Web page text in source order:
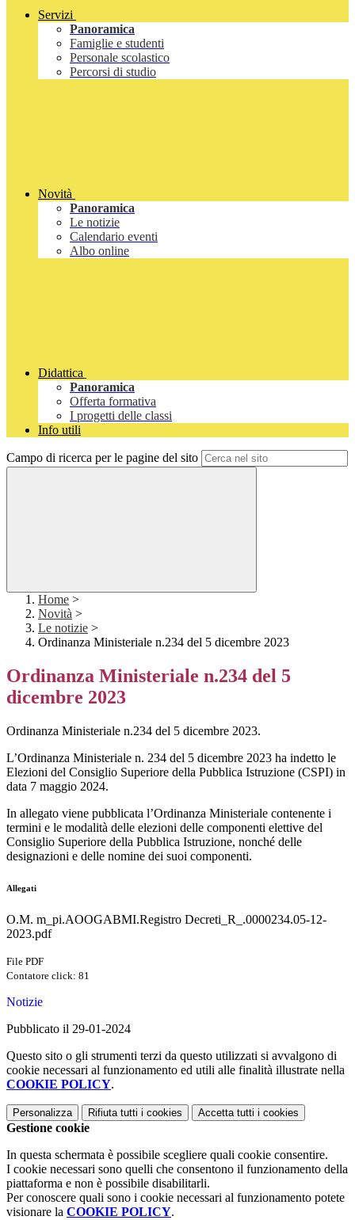
Servizi
Panoramica
Famiglie e studenti
Personale scolastico
Percorsi di studio
Novità
Panoramica
Le notizie
Calendario eventi
Albo online
Didattica
Panoramica
Offerta formativa
I progetti delle classi
Info utili
Campo di ricerca per le pagine del sito
Home >
Novità >
Le notizie >
Ordinanza Ministeriale n.234 del 5 dicembre 2023
Ordinanza Ministeriale n.234 del 5
dicembre 2023
Ordinanza Ministeriale n.234 del 5 dicembre 2023.
L’Ordinanza Ministeriale n. 234 del 5 dicembre 2023 ha indetto le
Elezioni del Consiglio Superiore della Pubblica Istruzione (CSPI) in
data 7 maggio 2024.
In allegato viene pubblicata l’Ordinanza Ministeriale contenente i
termini e le modalità delle elezioni delle componenti elettive del
Consiglio Superiore della Pubblica Istruzione, nonché delle
designazioni e delle nomine dei suoi componenti.
Allegati
O.M. m_pi.AOOGABMI.Registro Decreti_R_.0000234.05-12-
2023.pdf
File PDF
Contatore click: 81
Notizie
Pubblicato il 29-01-2024
Questo sito o gli strumenti terzi da questo utilizzati si avvalgono di
cookie necessari al funzionamento ed utili alle finalità illustrate nella
COOKIE POLICY.
Personalizza Rifiuta tutti i cookies Accetta tutti i cookies
Gestione cookie
In questa schermata è possibile scegliere quali cookie consentire.
I cookie necessari sono quelli che consentono il funzionamento della
piattaforma e non è possibile disabilitarli.
Per conoscere quali sono i cookie necessari al funzionamento potete
visionare la COOKIE POLICY.